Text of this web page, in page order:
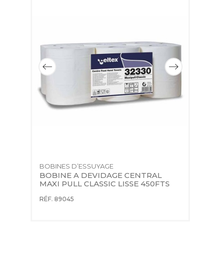
BOBINES D’ESSUYAGE
BOBINE A DEVIDAGE CENTRAL
MAXI PULL CLASSIC LISSE 450FTS
RÉF. 89045